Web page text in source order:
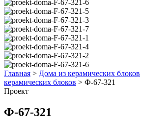
Главная > Дома из керамических блоков
керамических блоков > Ф-67-321
Проект
Ф-67-321